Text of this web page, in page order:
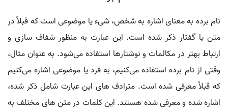
نام برده به معنای اشاره به شخص، شیء یا موضوعی است که قبلاً در
متن یا گفتار ذکر شده است. این عبارت به منظور شفاف‌ سازی و
ارتباط بهتر در مکالمات و نوشتارها استفاده می‌شود. به عنوان مثال،
وقتی از نام برده استفاده می‌کنیم، به فرد یا موضوعی اشاره می‌کنیم
که قبلاً معرفی شده است. مترادف‌ های این عبارت شامل ذکر شده،
اشاره شده و معرفی شده هستند. این کلمات در متن‌ های مختلف به